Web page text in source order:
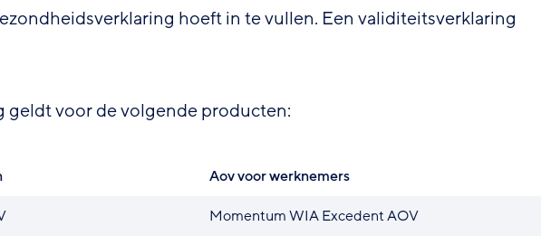
hoeft in te vullen. Een validiteitsverklaring
geldt voor de volgende producten:
Aov voor werknemers
Momentum WIA Excedent AOV